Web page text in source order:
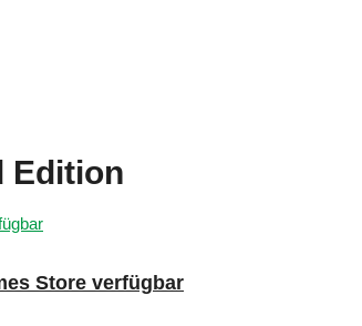
Edition
Store verfügbar